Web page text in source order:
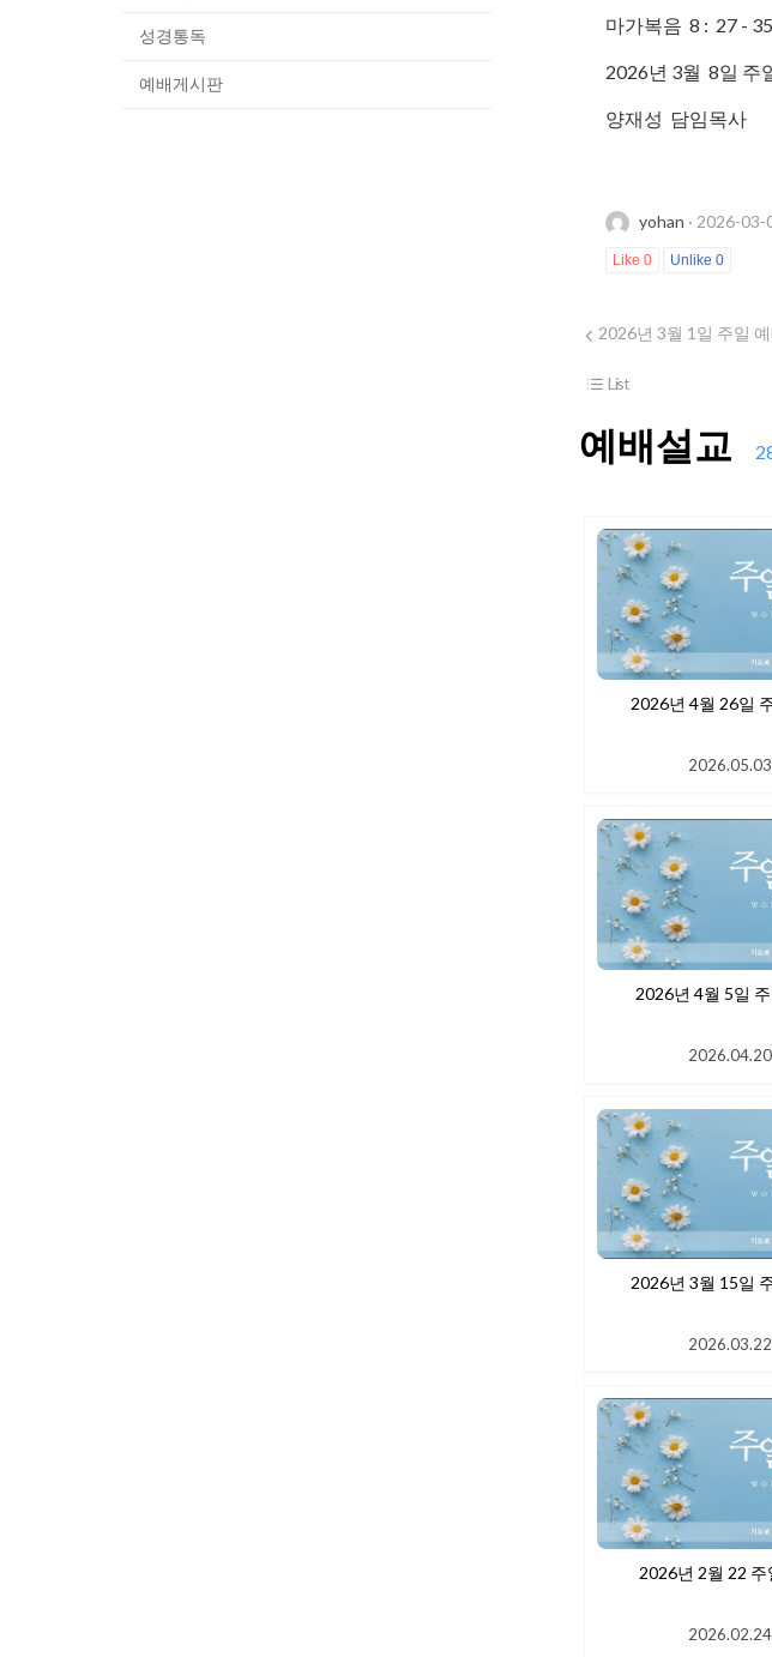
마가복음 8 : 27 - 35
2026년 3월 8일 주
양재성 담임목사
yohan · 2026-03-
Like 0 Unlike 0
2026년 3월 1일 주일
List
예배설교
2026년 4월
2026.05.03
2026년 4
2026.04.20
2026년 3월
2026.03.22
2026년 2
2026.02.24
성경통독
예배게시판